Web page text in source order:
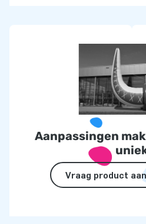
Aanpassingen
Vraag product